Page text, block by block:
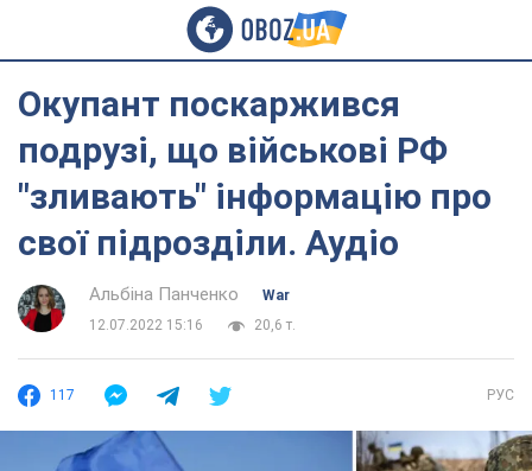
Окупант поскаржився
подрузі, що військові РФ
"зливають" інформацію про
свої підрозділи. Аудіо
Альбіна Панченко
War
12.07.2022 15:16
20,6 т.
117 РУС